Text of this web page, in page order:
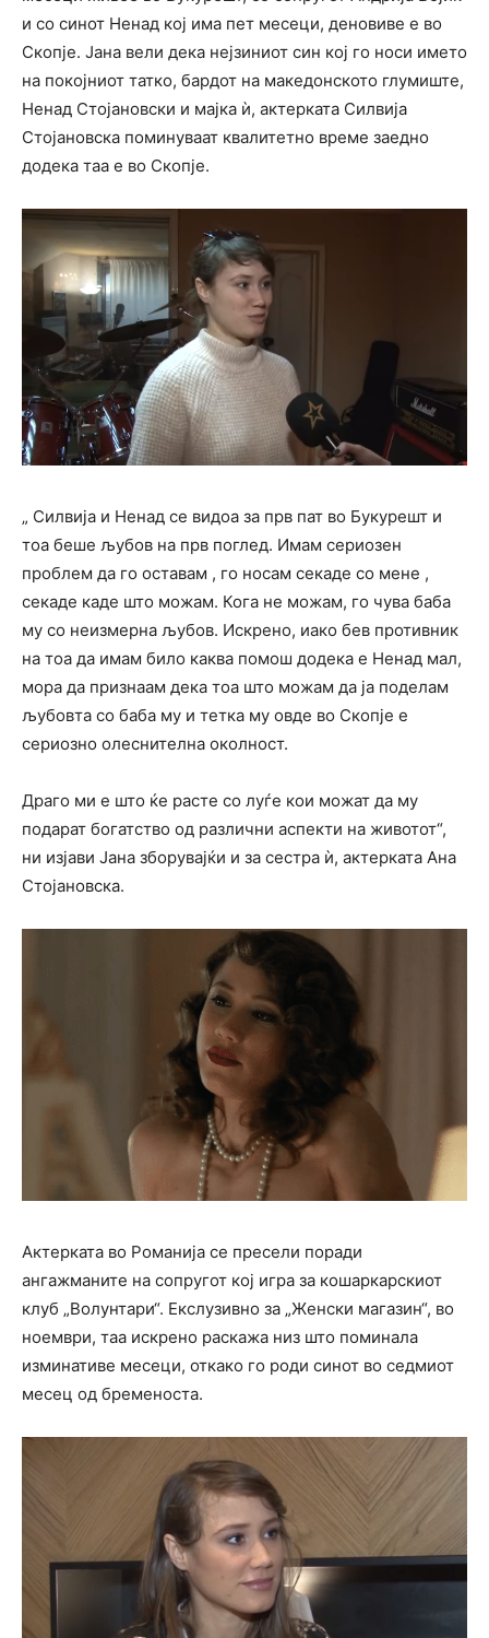
и со синот Ненад кој има пет месеци, деновиве е во
Скопје. Јана вели дека нејзиниот син кој го носи името
на покојниот татко, бардот на македонското глумиште,
Ненад Стојановски и мајка ѝ, актерката Силвија
Стојановска поминуваат квалитетно време заедно
додека таа е во Скопје.
„ Силвија и Ненад се видоа за прв пат во Букурешт и
тоа беше љубов на прв поглед. Имам сериозен
проблем да го оставам , го носам секаде со мене ,
секаде каде што можам. Кога не можам, го чува баба
му со неизмерна љубов. Искрено, иако бев противник
на тоа да имам било каква помош додека е Ненад мал,
мора да признаам дека тоа што можам да ја поделам
љубовта со баба му и тетка му овде во Скопје е
сериозно олеснителна околност.
Драго ми е што ќе расте со луѓе кои можат да му
подарат богатство од различни аспекти на животот“,
ни изјави Јана зборувајќи и за сестра ѝ, актерката Ана
Стојановска.
Актерката во Романија се пресели поради
ангажманите на сопругот кој игра за кошаркарскиот
клуб „Волунтари“. Екслузивно за „Женски магазин“, во
ноември, таа искрено раскажа низ што поминала
изминативе месеци, откако го роди синот во седмиот
месец од бременоста.